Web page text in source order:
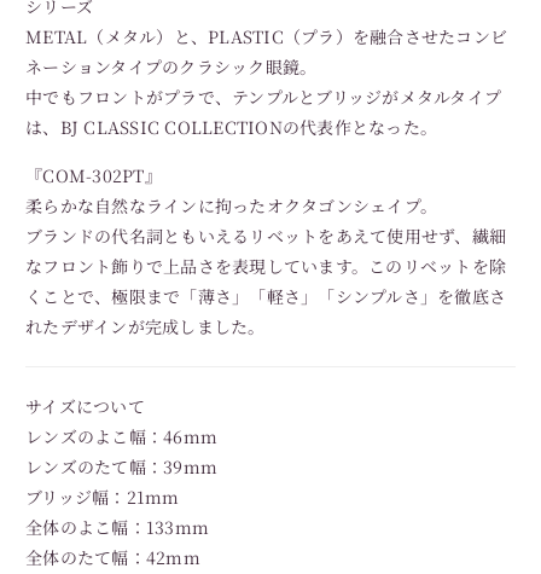
シリーズ
METAL（メタル）と、PLASTIC（プラ）を融合させたコンビ
ネーションタイプのクラシック眼鏡。
中でもフロントがプラで、テンプルとブリッジがメタルタイプ
は、BJ CLASSIC COLLECTIONの代表作となった。
『COM-302PT』
柔らかな自然なラインに拘ったオクタゴンシェイプ。
ブランドの代名詞ともいえるリベットをあえて使用せず、繊細
なフロント飾りで上品さを表現しています。このリベットを除
くことで、極限まで「薄さ」「軽さ」「シンプルさ」を徹底さ
れたデザインが完成しました。
サイズについて
レンズのよこ幅：46mm
レンズのたて幅：39mm
ブリッジ幅：21mm
全体のよこ幅：133mm
全体のたて幅：42mm